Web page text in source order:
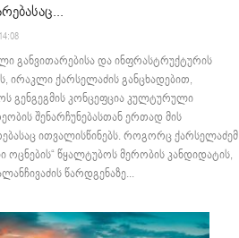
განვითარებისა და ინფრასტრუქტურის
ირაკლი ქარსელაძის განცხადებით,
გენგეგმის კონცეფცია კულტურული
შენარჩუნებასთან ერთად მის
ითვალისწინებს. როგორც ქარსელაძემ
ოცნების“ წყალტუბოს მერობის კანდიდატის,
წარდგენაზე...